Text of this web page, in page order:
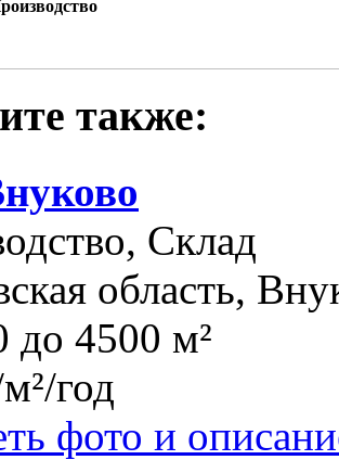
также:
Склад
область,
до 4500 м²
год
фото и